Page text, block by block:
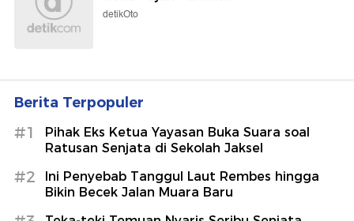
detikOto
Berita Terpopuler
#1
Pihak Eks Ketua Yayasan Buka Suara soal
Ratusan Senjata di Sekolah Jaksel
#2
Ini Penyebab Tanggul Laut Rembes hingga
Bikin Becek Jalan Muara Baru